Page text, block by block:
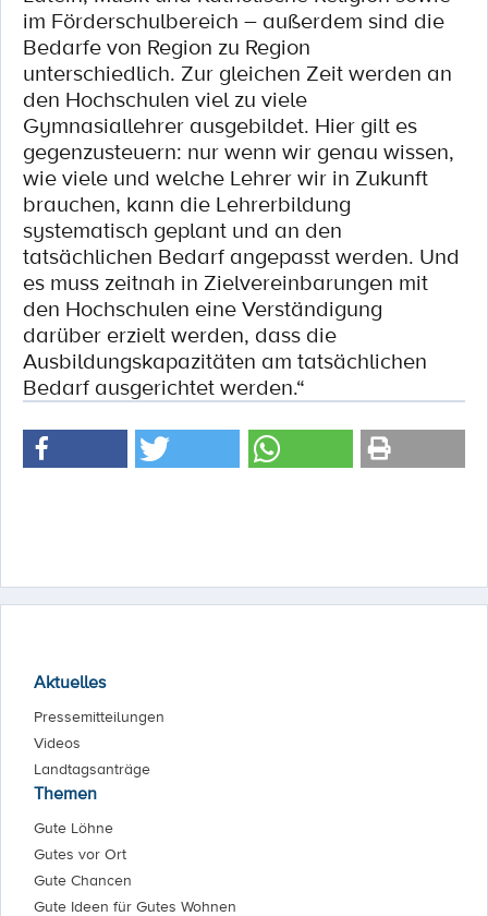
im Förderschulbereich – außerdem sind die
Bedarfe von Region zu Region
unterschiedlich. Zur gleichen Zeit werden an
den Hochschulen viel zu viele
Gymnasiallehrer ausgebildet. Hier gilt es
gegenzusteuern: nur wenn wir genau wissen,
wie viele und welche Lehrer wir in Zukunft
brauchen, kann die Lehrerbildung
systematisch geplant und an den
tatsächlichen Bedarf angepasst werden. Und
es muss zeitnah in Zielvereinbarungen mit
den Hochschulen eine Verständigung
darüber erzielt werden, dass die
Ausbildungskapazitäten am tatsächlichen
Bedarf ausgerichtet werden.“
Aktuelles
Pressemitteilungen
Videos
Landtagsanträge
Themen
Gute Löhne
Gutes vor Ort
Gute Chancen
Gute Ideen für Gutes Wohnen